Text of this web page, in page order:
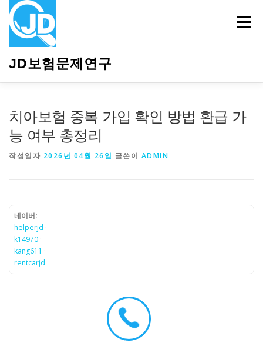
JD보험문제연구
메뉴
치아보험 중복 가입 확인 방법 환급 가
능 여부 총정리
작성일자 2026년 04월 26일 글쓴이 ADMIN
네이버:
helperjd ·
k14970 ·
kang611 ·
rentcarjd